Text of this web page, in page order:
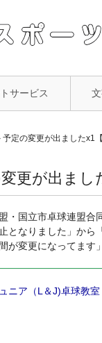
サービス
予定の変更が出ましたx1
更が出まし
・国立市卓球連盟合
となりました」から
が変更になってます」
ニア（L＆J)卓球教室